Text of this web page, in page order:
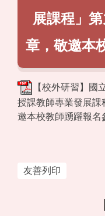
展課程」
章，敬邀本
【校外研習】國
授課教師專業發展課
邀本校教師踴躍報名
友善列印